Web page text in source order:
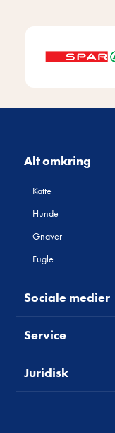
Alt omkring
Katte
Hunde
Gnaver
Fugle
Sociale medier
Service
Juridisk